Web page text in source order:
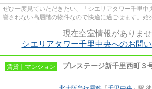
ぜひ一度見ていただきたい、「シエリアタワー千里中
響されない高層階の物件なので快適に過ごせます。始
現在空室情報がありませ
シエリアタワー千里中央へのお問
賃貸｜マンション プレステージ新千里西町３